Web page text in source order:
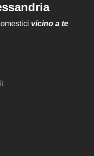
vicino a te